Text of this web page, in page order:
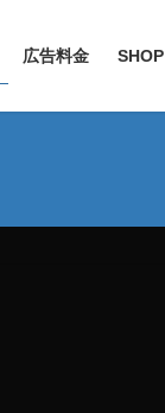
広告料金 SHOP